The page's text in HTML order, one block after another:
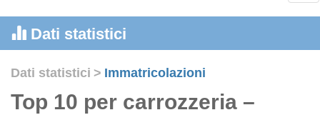
Dati statistici
Dati statistici > Immatricolazioni
Top 10 per carrozzeria –